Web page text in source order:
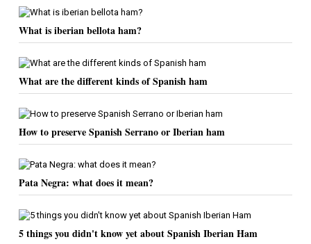
What is iberian bellota ham?
What are the different kinds of Spanish ham
How to preserve Spanish Serrano or Iberian ham
Pata Negra: what does it mean?
5 things you didn't know yet about Spanish Iberian Ham